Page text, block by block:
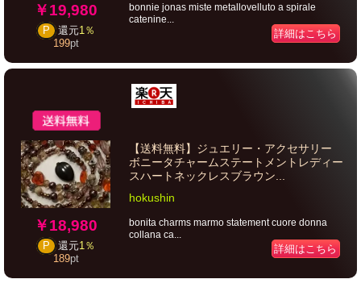
￥19,980
P 還元1％
199pt
bonnie jonas miste metallovelluto a spirale
catenine...
詳細はこちら
￥18,980
P 還元1％
189pt
【送料無料】ジュエリー・アクセサリー
ボニータチャームステートメントレディー
スハートネックレスブラウン...
hokushin
bonita charms marmo statement cuore donna
collana ca...
詳細はこちら